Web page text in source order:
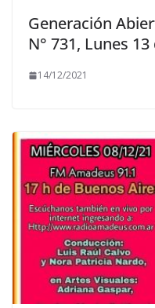
Generación
N° 731, Lunes
14/12/2021